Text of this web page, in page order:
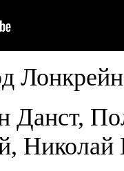
Лонкрейн
Данст,
Николай